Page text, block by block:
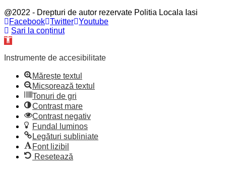
@2022 - Drepturi de autor rezervate Politia Locala Iasi
Facebook Twitter Youtube
Sari la conținut
Deschide
de
Instrumente de accesibilitate
Mărește textul
Micșorează textul
Tonuri de gri
Contrast mare
Contrast negativ
Fundal luminos
Legături subliniate
Font lizibil
Resetează